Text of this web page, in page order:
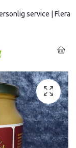
service | Flera